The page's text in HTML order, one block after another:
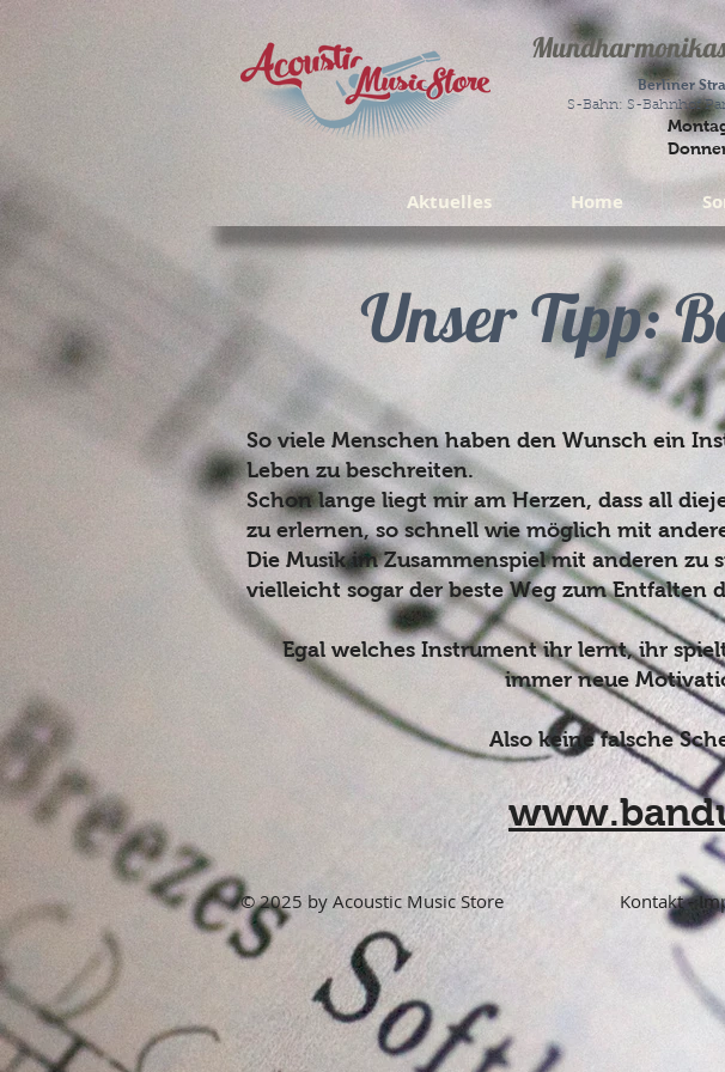
Berliner
S-Bahn: S-Bahnhof
Aktuelles Home
Unser Tipp:
So viele Menschen haben den Wunsch ein
Leben zu beschreiten.
Schon lange liegt mir am Herzen, dass all
zu erlernen, so schnell wie möglich mit
Die Musik im Zusammenspiel mit anderen
vielleicht sogar der beste Weg zum Entfalten
Egal welches Instrument ihr lernt, ihr
immer neue
Also keine falsche
© 2025 by Acoustic Music Store Kontakt-